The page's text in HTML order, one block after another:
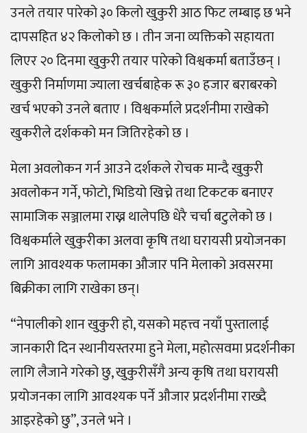
उनले तयार पारेको ३० किलो खुकुरी आठ फिट लम्बाइ छ भने
दापसहित ४२ किलोको छ । तीन जना व्यक्तिको सहायता
लिएर २० दिनमा खुकुरी तयार पारेको विश्वकर्मा बताउँछन् ।
खुकुरी निर्माणमा ज्याला खर्चबाहेक रू ३० हजार बराबरको
खर्च भएको उनले बताए । विश्वकर्माले प्रदर्शनीमा राखेको
खुकरीले दर्शकको मन जितिरहेको छ ।
मेला अवलोकन गर्न आउने दर्शकले रोचक मान्दै खुकुरी
अवलोकन गर्ने, फोटो, भिडियो खिच्ने तथा टिकटक बनाएर
सामाजिक सञ्जालमा राख्न थालेपछि धेरै चर्चा बटुलेको छ ।
विश्वकर्माले खुकुरीका अलवा कृषि तथा घरायसी प्रयोजनका
लागि आवश्यक फलामका औजार पनि मेलाको अवसरमा
बिक्रीका लागि राखेका छन्।
“नेपालीको शान खुकुरी हो, यसको महत्त्व नयाँ पुस्तालाई
जानकारी दिन स्थानीयस्तरमा हुने मेला, महोत्सवमा प्रदर्शनीका
लागि लैजाने गरेको छु, खुकुरीसँगै अन्य कृषि तथा घरायसी
प्रयोजनका लागि आवश्यक पर्ने औजार प्रदर्शनीमा राख्दै
आइरहेको छु”, उनले भने ।